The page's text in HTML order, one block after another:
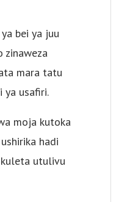
bei ya juu
zinaweza
mara tatu
ya usafiri.
moja kutoka
hadi
kuleta utulivu